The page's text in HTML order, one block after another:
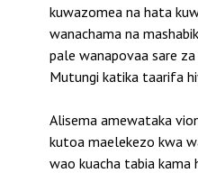
kuwazomea na hata
wanachama na
pale wanapovaa sare
Mutungi katika taarifa
Alisema amewataka
kutoa maelekezo kwa
wao kuacha tabia kama